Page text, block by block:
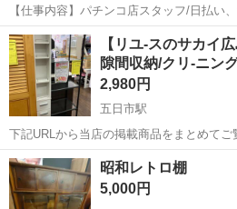
【仕事内容】パチンコ店スタッフ/日払い
も冬も快適な店舗内勤務 職場見学も実施
務地> 広島県 福山市 <最寄駅>福山駅 エ
ここにあります/...
アルバイト・パート
【リユ-スのサカイ
隙間収納/クリ-ニン
2,980円
五日市駅
下記URLから当店の掲載商品をまとめてご
https://jmty.jp/profiles/
割★店頭ご購入の際に「ジモテ...
広島 広島市 五日市駅 収納家具
昭和レトロ棚
5,000円